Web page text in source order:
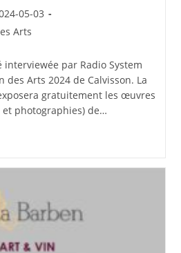
:
05-03
Arts
interviewée par Radio System
des Arts 2024 de Calvisson. La
gratuitement les œuvres
photographies) de…